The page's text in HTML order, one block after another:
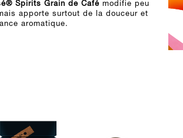
Spirits Grain de Café modifie peu
apporte surtout de la douceur et
aromatique.